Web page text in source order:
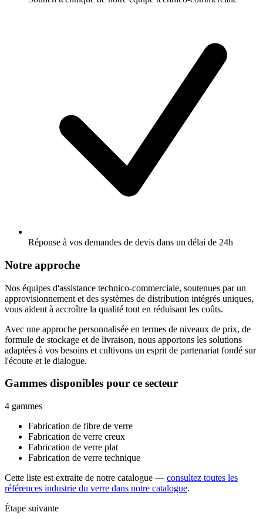
Réponse à vos demandes de devis dans un délai de 24h
Notre approche
Nos équipes d'assistance technico-commerciale, soutenues par un
approvisionnement et des systèmes de distribution intégrés uniques,
vous aident à accroître la qualité tout en réduisant les coûts.
Avec une approche personnalisée en termes de niveaux de prix, de
formule de stockage et de livraison, nous apportons les solutions
adaptées à vos besoins et cultivons un esprit de partenariat fondé sur
l'écoute et le dialogue.
Gammes disponibles pour ce secteur
4 gammes
Fabrication de fibre de verre
Fabrication de verre creux
Fabrication de verre plat
Fabrication de verre technique
Cette liste est extraite de notre catalogue — consultez toutes les
références industrie du verre dans notre catalogue.
Étape suivante